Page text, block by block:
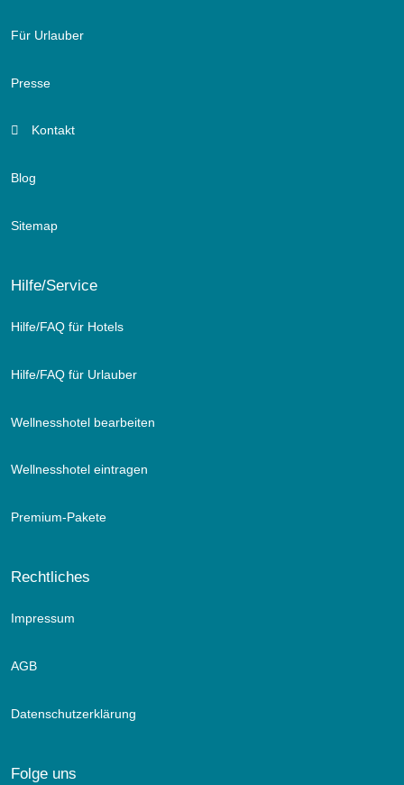
Für Urlauber
Presse
Kontakt
Blog
Sitemap
Hilfe/Service
Hilfe/FAQ für Hotels
Hilfe/FAQ für Urlauber
Wellnesshotel bearbeiten
Wellnesshotel eintragen
Premium-Pakete
Rechtliches
Impressum
AGB
Datenschutzerklärung
Folge uns